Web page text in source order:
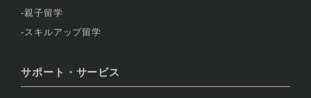
親子留学
スキルアップ留学
サポート・サービス